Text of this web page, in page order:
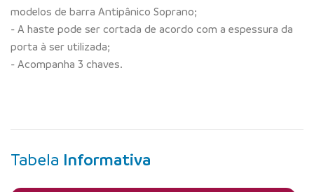
modelos de barra Antipânico Soprano;
- A haste pode ser cortada de acordo com a espessura da
porta à ser utilizada;
- Acompanha 3 chaves.
Tabela Informativa